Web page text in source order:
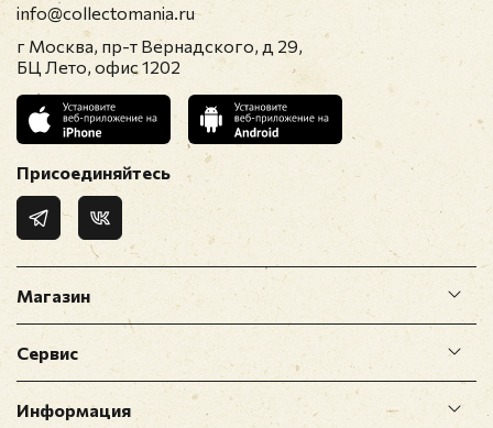
Магазин
Сервис
Информация
info@collectomania.ru
г Москва, пр-т Вернадского, д 29,
БЦ Лето, офис 1202
Присоединяйтесь